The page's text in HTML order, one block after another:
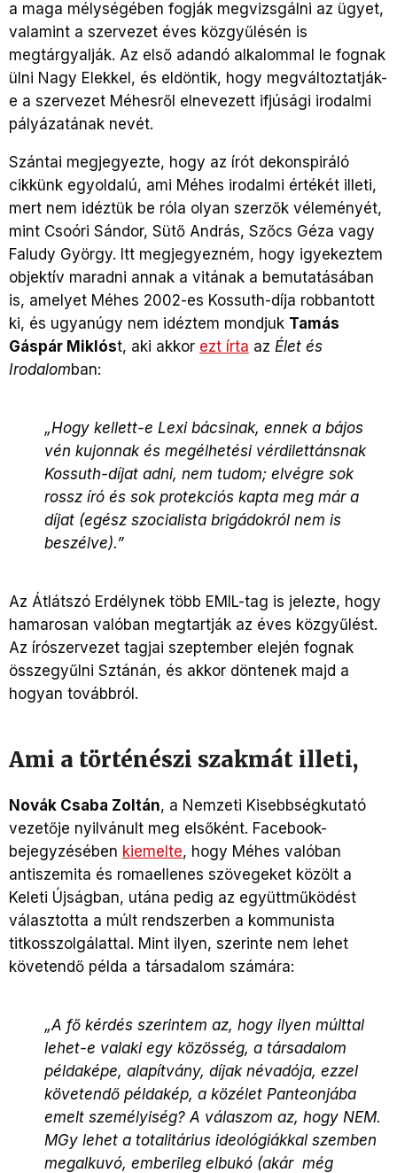
a maga mélységében fogják megvizsgálni az ügyet,
valamint a szervezet éves közgyűlésén is
megtárgyalják. Az első adandó alkalommal le fognak
ülni Nagy Elekkel, és eldöntik, hogy megváltoztatják-
e a szervezet Méhesről elnevezett ifjúsági irodalmi
pályázatának nevét.
Szántai megjegyezte, hogy az írót dekonspiráló
cikkünk egyoldalú, ami Méhes irodalmi értékét illeti,
mert nem idéztük be róla olyan szerzők véleményét,
mint Csoóri Sándor, Sütő András, Szőcs Géza vagy
Faludy György. Itt megjegyezném, hogy igyekeztem
objektív maradni annak a vitának a bemutatásában
is, amelyet Méhes 2002-es Kossuth-díja robbantott
ki, és ugyanúgy nem idéztem mondjuk Tamás
Gáspár Miklóst, aki akkor ezt írta az Élet és
Irodalomban:
„Hogy kellett-e Lexi bácsinak, ennek a bájos
vén kujonnak és megélhetési vérdilettánsnak
Kossuth-díjat adni, nem tudom; elvégre sok
rossz író és sok protekciós kapta meg már a
díjat (egész szocialista brigádokról nem is
beszélve).”
Az Átlátszó Erdélynek több EMIL-tag is jelezte, hogy
hamarosan valóban megtartják az éves közgyűlést.
Az írószervezet tagjai szeptember elején fognak
összegyűlni Sztánán, és akkor döntenek majd a
hogyan továbbról.
Ami a történészi szakmát illeti,
Novák Csaba Zoltán, a Nemzeti Kisebbségkutató
vezetője nyilvánult meg elsőként. Facebook-
bejegyzésében kiemelte, hogy Méhes valóban
antiszemita és romaellenes szövegeket közölt a
Keleti Újságban, utána pedig az együttműködést
választotta a múlt rendszerben a kommunista
titkosszolgálattal. Mint ilyen, szerinte nem lehet
követendő példa a társadalom számára:
„A fő kérdés szerintem az, hogy ilyen múlttal
lehet-e valaki egy közösség, a társadalom
példaképe, alapítvány, díjak névadója, ezzel
követendő példakép, a közélet Panteonjába
emelt személyiség? A válaszom az, hogy NEM.
MGy lehet a totalitárius ideológiákkal szemben
megalkuvó, emberileg elbukó (akár még